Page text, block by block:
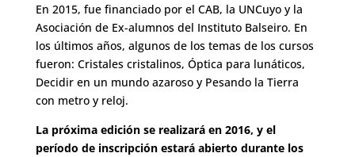
En 2015, fue financiado por el CAB, la UNCuyo y la
Asociación de Ex-alumnos del Instituto Balseiro. En
los últimos años, algunos de los temas de los cursos
fueron: Cristales cristalinos, Óptica para lunáticos,
Decidir en un mundo azaroso y Pesando la Tierra
con metro y reloj.
La próxima edición se realizará en 2016, y el
período de inscripción estará abierto durante los